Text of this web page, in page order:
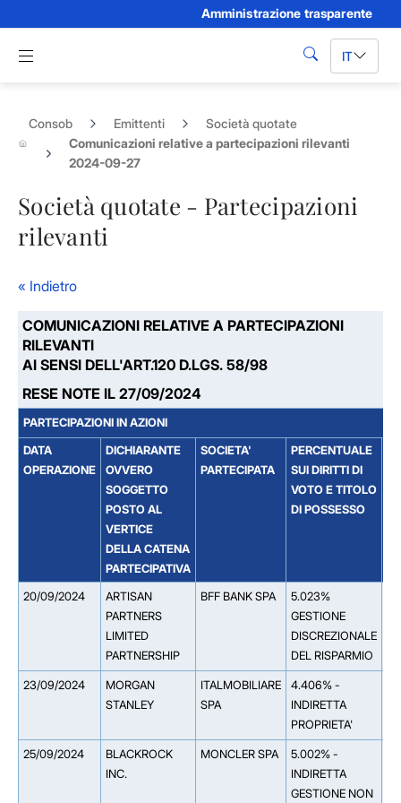
Amministrazione trasparente
Apri menu di navigazione
cerca IT
Consob Emittenti
Società quotate
Comunicazioni relative a partecipazioni rilevanti
2024-09-27
Società quotate - Partecipazioni
rilevanti
« Indietro
COMUNICAZIONI RELATIVE A PARTECIPAZIONI
RILEVANTI
AI SENSI DELL'ART.120 D.LGS. 58/98
RESE NOTE IL 27/09/2024
PARTECIPAZIONI IN AZIONI
DATA
OPERAZIONE
DICHIARANTE
OVVERO
SOGGETTO
POSTO AL
VERTICE
DELLA CATENA
PARTECIPATIVA
SOCIETA'
PARTECIPATA
PERCENTUALE
SUI DIRITTI DI
VOTO E TITOLO
DI POSSESSO
20/09/2024
ARTISAN
PARTNERS
LIMITED
PARTNERSHIP
BFF BANK SPA
5.023%
GESTIONE
DISCREZIONALE
DEL RISPARMIO
23/09/2024
MORGAN
STANLEY
ITALMOBILIARE
SPA
4.406% -
INDIRETTA
PROPRIETA'
25/09/2024
BLACKROCK
INC.
MONCLER SPA
5.002% -
INDIRETTA
GESTIONE NON